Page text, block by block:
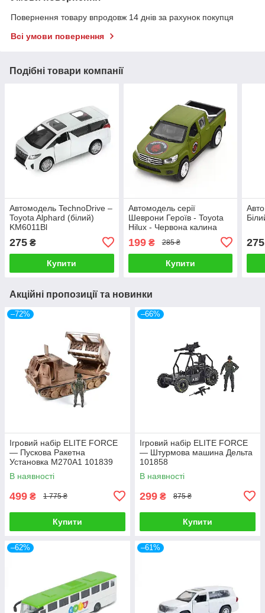
Повернення товару впродовж 14 днів за рахунок покупця
Всі умови повернення
Подібні товари компанії
Автомодель TechnoDrive –
Toyota Alphard (білий)
KM6011Bl
275 ₴
Купити
Автомодель серії
Шеврони Героїв - Toyota
Hilux - Червона калина
199₴ 285 ₴
Купити
275
Акційні пропозиції та новинки
–72%
Ігровий набір ELITE FORCE
— Пускова Ракетна
Установка M270A1 101839
В наявності
499 ₴ 1 775 ₴
Купити
–66%
Ігровий набір ELITE FORCE
— Штурмова машина Дельта
101858
В наявності
299 ₴ 875 ₴
Купити
–62% –61%